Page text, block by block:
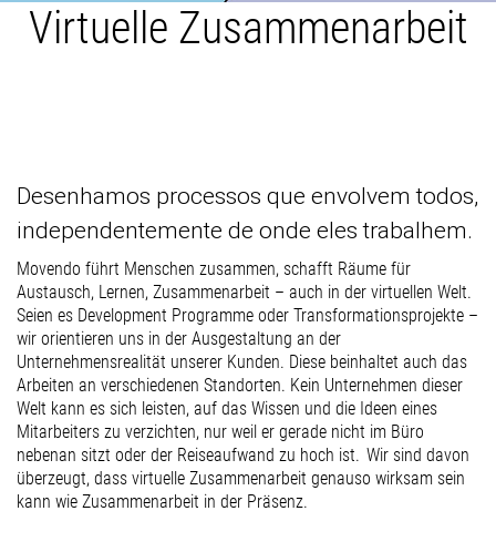
Virtuelle Zusammenarbeit
Desenhamos processos que envolvem todos,
independentemente de onde eles trabalhem.
Movendo führt Menschen zusammen, schafft Räume für
Austausch, Lernen, Zusammenarbeit – auch in der virtuellen Welt.
Seien es Development Programme oder Transformationsprojekte –
wir orientieren uns in der Ausgestaltung an der
Unternehmensrealität unserer Kunden. Diese beinhaltet auch das
Arbeiten an verschiedenen Standorten. Kein Unternehmen dieser
Welt kann es sich leisten, auf das Wissen und die Ideen eines
Mitarbeiters zu verzichten, nur weil er gerade nicht im Büro
nebenan sitzt oder der Reiseaufwand zu hoch ist. Wir sind davon
überzeugt, dass virtuelle Zusammenarbeit genauso wirksam sein
kann wie Zusammenarbeit in der Präsenz.